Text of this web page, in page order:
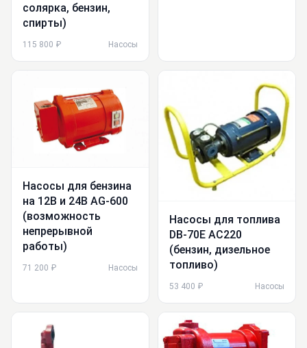
солярка, бензин,
спирты)
115 800 ₽ Насосы
Насосы для бензина
на 12В и 24В AG-600
(возможность
непрерывной
работы)
71 200 ₽ Насосы
Насосы для топлива
DB-70E AC220
(бензин, дизельное
топливо)
53 400 ₽ Насосы